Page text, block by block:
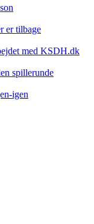
er tilbage
med KSDH.dk
spillerunde
igen